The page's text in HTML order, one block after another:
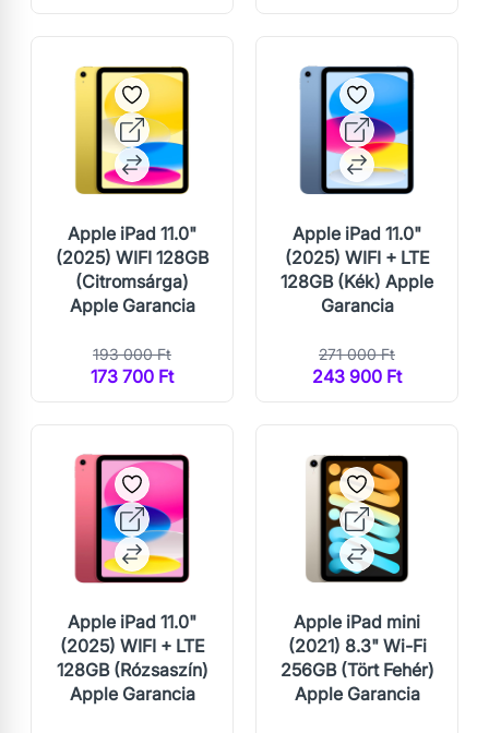
Apple iPad 11.0"
(2025) WIFI 128GB
(Citromsárga)
Apple Garancia
193 000 Ft
173 700 Ft
Apple iPad 11.0"
(2025) WIFI + LTE
128GB (Kék) Apple
Garancia
271 000 Ft
243 900 Ft
Apple iPad 11.0"
(2025) WIFI + LTE
128GB (Rózsaszín)
Apple Garancia
Apple iPad mini
(2021) 8.3" Wi-Fi
256GB (Tört Fehér)
Apple Garancia